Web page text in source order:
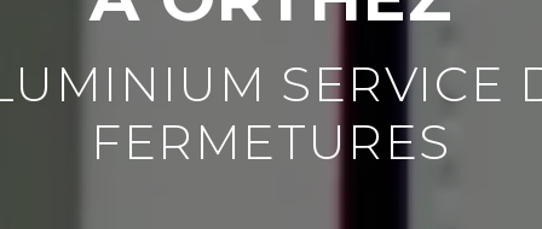
SERVICE
FERMETURES